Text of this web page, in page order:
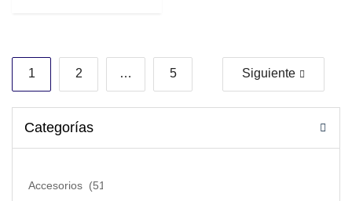
1 2 … 5 Siguiente
Categorías